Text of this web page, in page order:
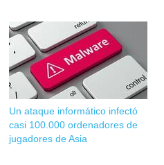
Un ataque informático infectó
casi 100.000 ordenadores de
jugadores de Asia